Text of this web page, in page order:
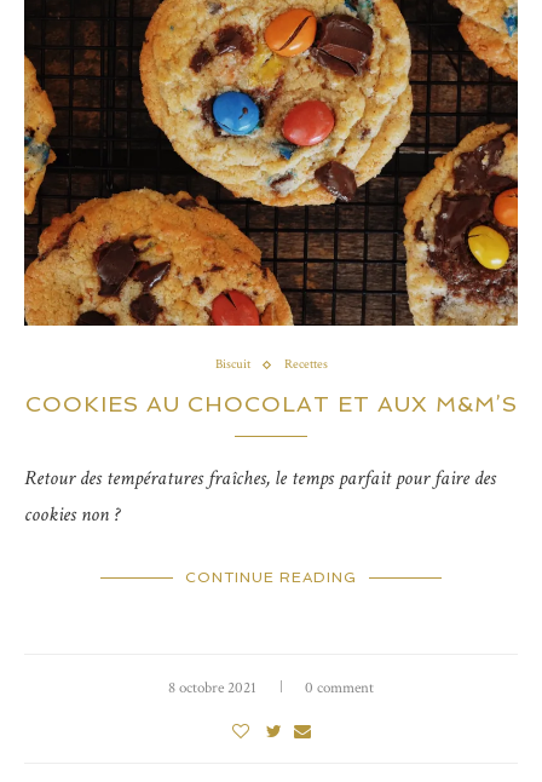
Biscuit Recettes
COOKIES AU CHOCOLAT ET AUX M&M’S
Retour des températures fraîches, le temps parfait pour faire des
cookies non ?
CONTINUE READING
8 octobre 2021 0 comment